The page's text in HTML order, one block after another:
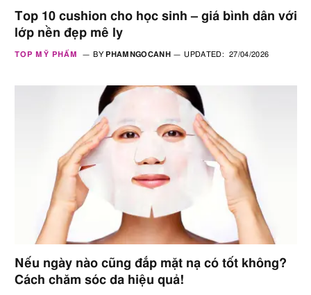
Top 10 cushion cho học sinh – giá bình dân với
lớp nền đẹp mê ly
TOP MỸ PHẨM BY PHAMNGOCANH UPDATED: 27/04/2026
Nếu ngày nào cũng đắp mặt nạ có tốt không?
Cách chăm sóc da hiệu quả!